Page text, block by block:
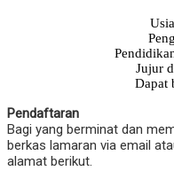
Jujur
Dapat
Pendaftaran
Bagi yang berminat dan
berkas lamaran via email
alamat berikut.